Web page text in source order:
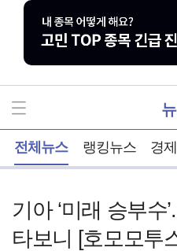
전체뉴스 랭킹뉴스 경제
기아 ‘미래 승부수
타보니 [호모모투